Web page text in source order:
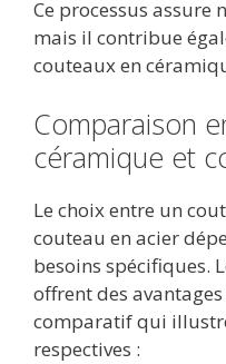
Ce processus assure
mais il contribue
couteaux en
Comparaison
céramique et
Le choix entre un
couteau en acier
besoins spécifiques.
offrent des
comparatif qui
respectives :